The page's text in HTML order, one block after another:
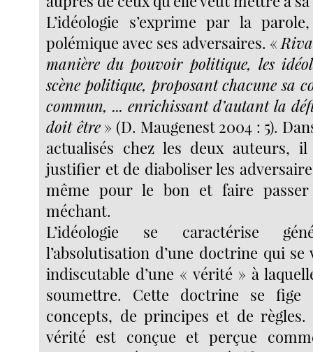
L’idéologie s’exprime par la
polémique avec ses adversaires. «
manière du pouvoir politique, les
scène politique, proposant chacune sa
commun, ... enrichissant d’autant la
doit être» (D. Maugenest 2004 : 5).
actualisés chez les deux auteurs, il
justifier et de diaboliser les
même pour le bon et faire
méchant.
L’idéologie se caractérise
l’absolutisation d’une doctrine qui se
indiscutable d’une « vérité » à
soumettre. Cette doctrine se
concepts, de principes et de règles.
vérité est conçue et perçue